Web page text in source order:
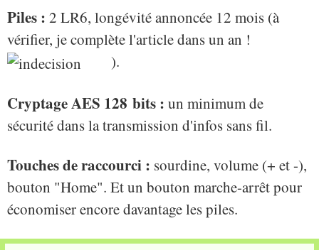
Piles : 2 LR6, longévité annoncée 12 mois (à
vérifier, je complète l'article dans un an !
).
Cryptage AES 128 bits : un minimum de
sécurité dans la transmission d'infos sans fil.
Touches de raccourci : sourdine, volume (+ et -),
bouton "Home". Et un bouton marche-arrêt pour
économiser encore davantage les piles.